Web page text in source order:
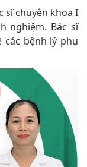
sĩ chuyên khoa I
nghiệm. Bác sĩ
các bệnh lý phụ